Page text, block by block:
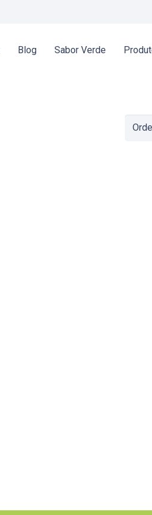
Blog Sabor Verde